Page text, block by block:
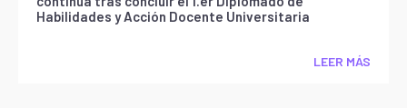
Habilidades y Acción Docente Universitaria
LEER MÁS